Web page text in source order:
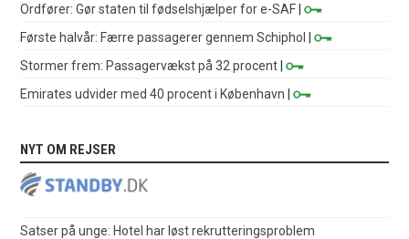
Ordfører: Gør staten til fødselshjælper for e-SAF |
Første halvår: Færre passagerer gennem Schiphol
|
Stormer frem: Passagervækst på 32 procent |
Emirates udvider med 40 procent i København |
NYT OM REJSER
Satser på unge: Hotel har løst rekrutteringsproblem